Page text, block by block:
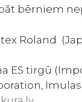
bērniem
Roland
ES tirgū
Imulas